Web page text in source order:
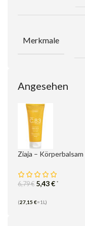
Merkmale
Angesehen
Ziaja –
6,79€ 5,43€ *
(27,15 €=1L)